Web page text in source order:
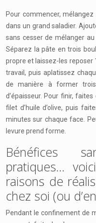
Pour commencer,
dans un grand saladier.
sans cesser de mélanger
Séparez la pâte en trois
propre et laissez-les reposer
travail, puis aplatissez
de manière à former
d’épaisseur. Pour finir,
filet d’huile d’olive, puis
minutes sur chaque face.
levure prend forme.
Bénéfices
pratiques…
raisons de
chez soi (ou
Pendant le confinement de